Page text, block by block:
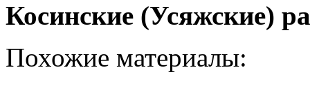
Косинские (Усяжские)
Похожие материалы: